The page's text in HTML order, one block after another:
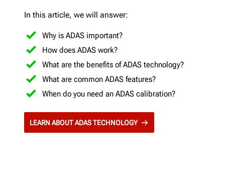
In this article, we will answer:
Why is ADAS important?
How does ADAS work?
What are the benefits of ADAS technology?
What are common ADAS features?
When do you need an ADAS calibration?
LEARN ABOUT ADAS TECHNOLOGY